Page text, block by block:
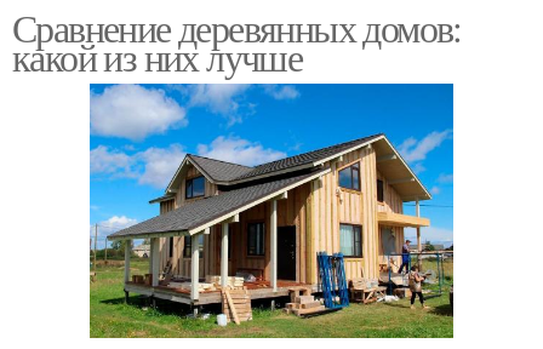
Сравнение деревянных домов:
какой из них лучше